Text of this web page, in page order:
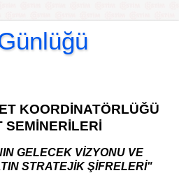
KOORDİNATÖRLÜĞÜ
SEMİNERİLERİ
GELECEK VİZYONU VE
STRATEJİK ŞİFRELERİ"